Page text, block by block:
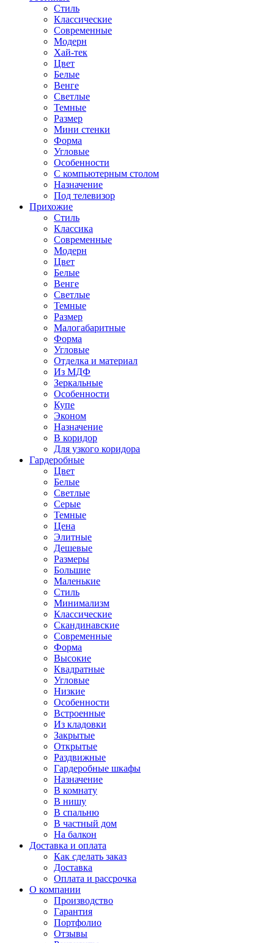
Стиль
Классические
Современные
Модерн
Хай-тек
Цвет
Белые
Венге
Светлые
Темные
Размер
Мини стенки
Форма
Угловые
Особенности
С компьютерным столом
Назначение
Под телевизор
Прихожие
Стиль
Классика
Современные
Модерн
Цвет
Белые
Венге
Светлые
Темные
Размер
Малогабаритные
Форма
Угловые
Отделка и материал
Из МДФ
Зеркальные
Особенности
Купе
Эконом
Назначение
В коридор
Для узкого коридора
Гардеробные
Цвет
Белые
Светлые
Серые
Темные
Цена
Элитные
Дешевые
Размеры
Большие
Маленькие
Стиль
Минимализм
Классические
Скандинавские
Современные
Форма
Высокие
Квадратные
Угловые
Низкие
Особенности
Встроенные
Из кладовки
Закрытые
Открытые
Раздвижные
Гардеробные шкафы
Назначение
В комнату
В нишу
В спальню
В частный дом
На балкон
Доставка и оплата
Как сделать заказ
Доставка
Оплата и рассрочка
О компании
Производство
Гарантия
Портфолио
Отзывы